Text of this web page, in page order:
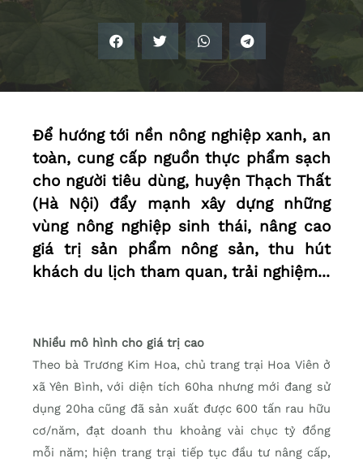
Để hướng tới nền nông nghiệp xanh, an
toàn, cung cấp nguồn thực phẩm sạch
cho người tiêu dùng, huyện Thạch Thất
(Hà Nội) đẩy mạnh xây dựng những
vùng nông nghiệp sinh thái, nâng cao
giá trị sản phẩm nông sản, thu hút
khách du lịch tham quan, trải nghiệm...
Nhiều mô hình cho giá trị cao
Theo bà Trương Kim Hoa, chủ trang trại Hoa Viên ở
xã Yên Bình, với diện tích 60ha nhưng mới đang sử
dụng 20ha cũng đã sản xuất được 600 tấn rau hữu
cơ/năm, đạt doanh thu khoảng vài chục tỷ đồng
mỗi năm; hiện trang trại tiếp tục đầu tư nâng cấp,